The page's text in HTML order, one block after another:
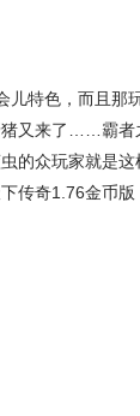
儿特色，而且那
猪又来了……霸者
的众玩家就是这
传奇1.76金币版